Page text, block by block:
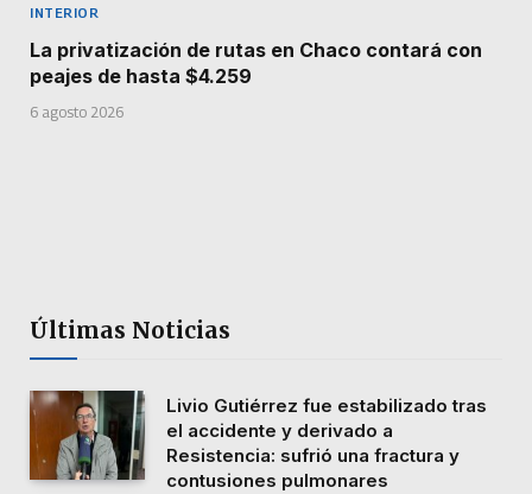
INTERIOR
La privatización de rutas en Chaco contará con
peajes de hasta $4.259
6 agosto 2026
Últimas Noticias
Livio Gutiérrez fue estabilizado tras
el accidente y derivado a
Resistencia: sufrió una fractura y
contusiones pulmonares